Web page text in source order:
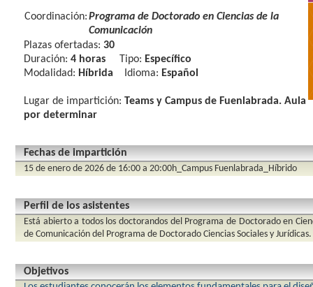
Coordinación:Programa de Doctorado en Ciencias de la
Comunicación
Plazas ofertadas: 30
Duración: 4 horas Tipo: Específico
Modalidad: Híbrida Idioma: Español
Lugar de impartición: Teams y Campus de Fuenlabrada. Aula
por determinar
Fechas de impartición
15 de enero de 2026 de 16:00 a 20:00h_Campus Fuenlabrada_Híbrido
Perfil de los asistentes
Está abierto a todos los doctorandos del Programa de Doctorado en
de Comunicación del Programa de Doctorado Ciencias Sociales y Jurídicas.
Objetivos